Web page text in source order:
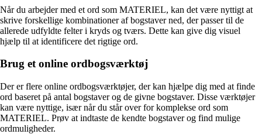
Når du arbejder med et ord som MATERIEL, kan det være nyttigt at
skrive forskellige kombinationer af bogstaver ned, der passer til de
allerede udfyldte felter i kryds og tværs. Dette kan give dig visuel
hjælp til at identificere det rigtige ord.
Brug et online ordbogsværktøj
Der er flere online ordbogsværktøjer, der kan hjælpe dig med at finde
ord baseret på antal bogstaver og de givne bogstaver. Disse værktøjer
kan være nyttige, især når du står over for komplekse ord som
MATERIEL. Prøv at indtaste de kendte bogstaver og find mulige
ordmuligheder.